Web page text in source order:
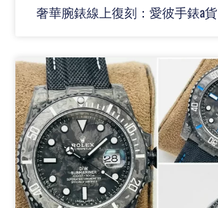
奢華腕錶線上復刻：愛彼手錶a貨